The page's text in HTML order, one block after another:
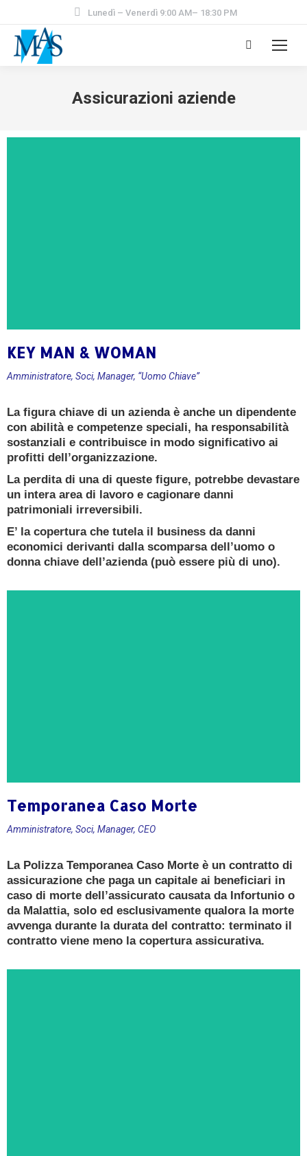
Lunedì – Venerdì 9:00 AM– 18:30 PM
Assicurazioni aziende
CONSULENZA GRATUITA
Ricevi oggi una consulenza gratuita e senza
impegno da un Esperto in Polizze KEY MAN &
WOMAN
KEY MAN & WOMAN
Amministratore, Soci, Manager, “Uomo Chiave”
La figura chiave di un azienda è anche un dipendente
con abilità e competenze speciali, ha responsabilità
sostanziali e contribuisce in modo significativo ai
profitti dell’organizzazione.
La perdita di una di queste figure, potrebbe devastare
un intera area di lavoro e cagionare danni
patrimoniali irreversibili.
E’ la copertura che tutela il business da danni
economici derivanti dalla scomparsa dell’uomo o
donna chiave dell’azienda (può essere più di uno).
CONSULENZA GRATUITA
Ricevi oggi una consulenza gratuita e senza
impegno da un Esperto in Polizze TCM
PRENOTA ORA
Temporanea Caso Morte
Amministratore, Soci, Manager, CEO
La Polizza Temporanea Caso Morte è un contratto di
assicurazione che paga un capitale ai beneficiari in
caso di morte dell’assicurato causata da Infortunio o
da Malattia, solo ed esclusivamente qualora la morte
avvenga durante la durata del contratto: terminato il
contratto viene meno la copertura assicurativa.